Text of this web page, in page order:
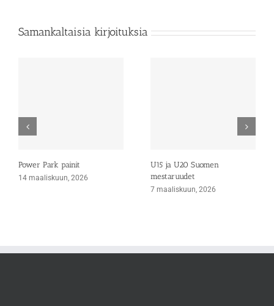
Samankaltaisia kirjoituksia
Power Park painit
14 maaliskuun, 2026
U15 ja U20 Suomen
mestaruudet
7 maaliskuun, 2026